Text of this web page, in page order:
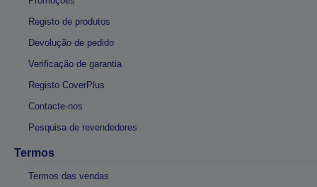
Registo de produtos
Devolução de pedido
Verificação de garantia
Registo CoverPlus
Contacte-nos
Pesquisa de revendedores
Termos
Termos das vendas